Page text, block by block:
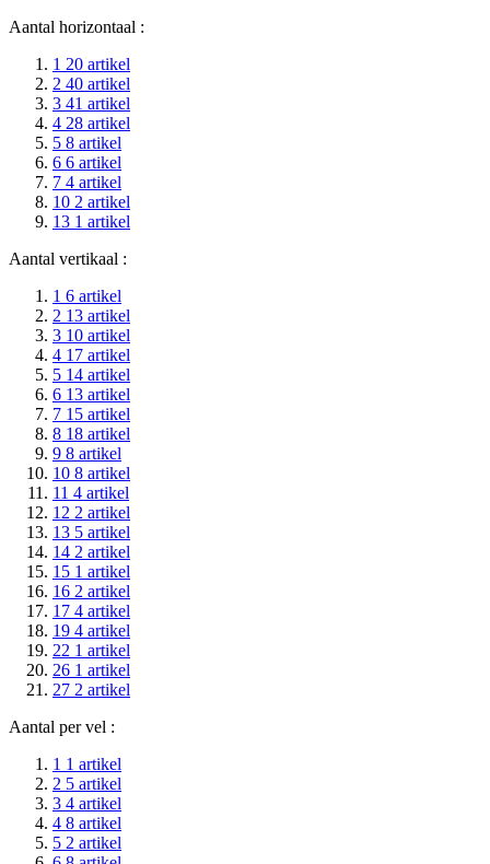
Aantal horizontaal :
1 20 artikel
2 40 artikel
3 41 artikel
4 28 artikel
5 8 artikel
6 6 artikel
7 4 artikel
10 2 artikel
13 1 artikel
Aantal vertikaal :
1 6 artikel
2 13 artikel
3 10 artikel
4 17 artikel
5 14 artikel
6 13 artikel
7 15 artikel
8 18 artikel
9 8 artikel
10 8 artikel
11 4 artikel
12 2 artikel
13 5 artikel
14 2 artikel
15 1 artikel
16 2 artikel
17 4 artikel
19 4 artikel
22 1 artikel
26 1 artikel
27 2 artikel
Aantal per vel :
1 1 artikel
2 5 artikel
3 4 artikel
4 8 artikel
5 2 artikel